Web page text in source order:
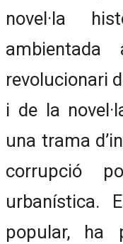
novel·la
revolucionari
i de la
una trama
corrupció
urbanística.
popular, ha